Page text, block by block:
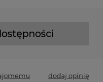
dodaj opinię